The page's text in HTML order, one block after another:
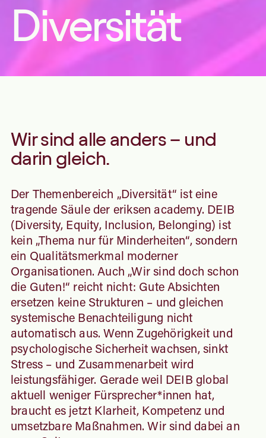
Diversität
Wir sind alle anders – und
darin gleich.
Der Themenbereich „Diversität“ ist eine
tragende Säule der eriksen academy. DEIB
(Diversity, Equity, Inclusion, Belonging) ist
kein „Thema nur für Minderheiten“, sondern
ein Qualitätsmerkmal moderner
Organisationen. Auch „Wir sind doch schon
die Guten!“ reicht nicht: Gute Absichten
ersetzen keine Strukturen – und gleichen
systemische Benachteiligung nicht
automatisch aus. Wenn Zugehörigkeit und
psychologische Sicherheit wachsen, sinkt
Stress – und Zusammenarbeit wird
leistungsfähiger. Gerade weil DEIB global
aktuell weniger Fürsprecher*innen hat,
braucht es jetzt Klarheit, Kompetenz und
umsetzbare Maßnahmen. Wir sind dabei an